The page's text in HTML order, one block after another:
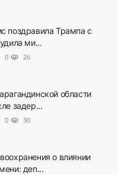
поздравила Трампа с
ми...
0 visibility 26
области
задер...
0 visibility 30
о влиянии
деп...